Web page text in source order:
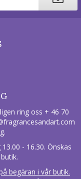
ring oss + 46 70
.
- 16.30. Önskas
begäran i vår butik.